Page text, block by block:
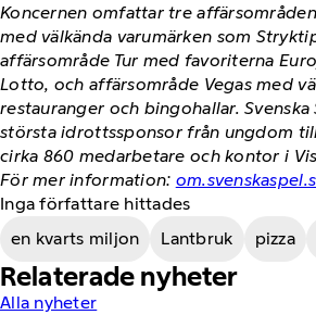
Koncernen omfattar tre
med välkända varumärken som
affärsområde Tur med favoriterna
Lotto, och affärsområde Vegas med
restauranger och bingohallar. Svenska
största idrottssponsor från ungdom
cirka 860 medarbetare och kontor i
För mer information:
Inga författare hittades
en kvarts miljon
Lantbruk pizza
Relaterade nyheter
Alla nyheter